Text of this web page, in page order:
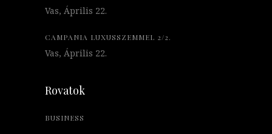
Vas, Április 22.
CAMPANIA LUXUSSZEMMEL 2/2.
Vas, Április 22.
Rovatok
BUSINESS